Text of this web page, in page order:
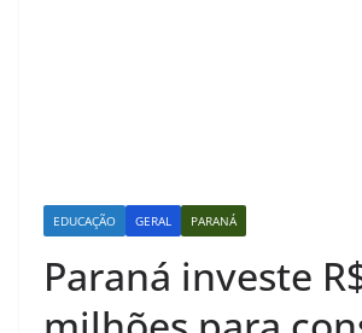
EDUCAÇÃO GERAL PARANÁ
Paraná investe